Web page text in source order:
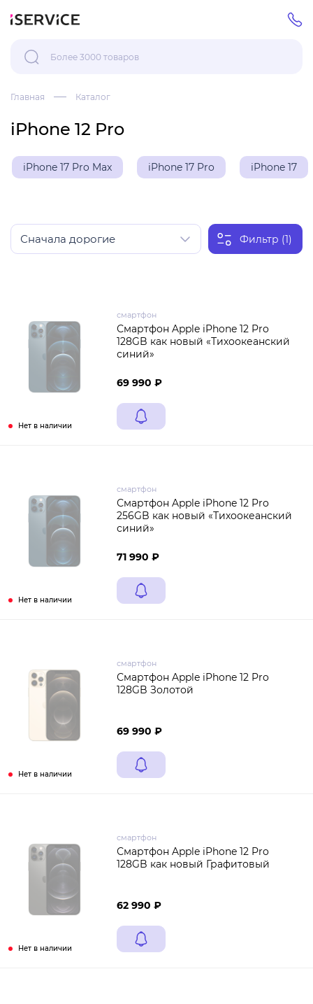
Главная Каталог
iPhone 12 Pro
iPhone 17 Pro Max iPhone 17 Pro iPhone 17
Фильтр (1)
Нет в наличии
смартфон
Смартфон Apple iPhone 12 Pro
128GB как новый «Тихоокеанский
синий»
69 990 ₽
Нет в наличии
смартфон
Смартфон Apple iPhone 12 Pro
256GB как новый «Тихоокеанский
синий»
71 990 ₽
Нет в наличии
смартфон
Смартфон Apple iPhone 12 Pro
128GB Золотой
69 990 ₽
Нет в наличии
смартфон
Смартфон Apple iPhone 12 Pro
128GB как новый Графитовый
62 990 ₽